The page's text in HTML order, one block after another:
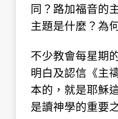
同？路加福音的
主題是什麼？為
不少教會每星期
明白及認信《主
本的，就是耶穌
是讀神學的重要